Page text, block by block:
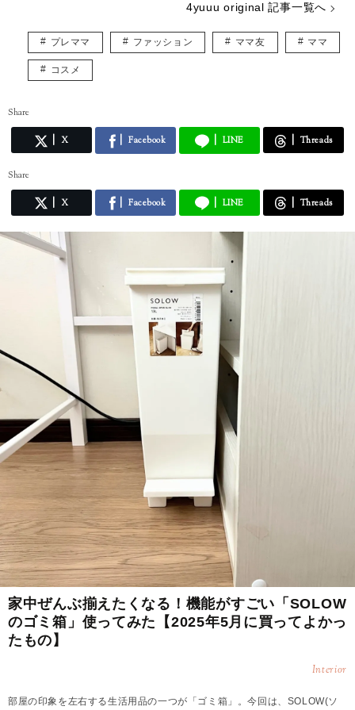
4yuuu original 記事一覧へ
プレママ ファッション ママ友 ママ
コスメ
Share
X Facebook LINE Threads
Share
X Facebook LINE Threads
家中ぜんぶ揃えたくなる！機能がすごい「SOLOW
のゴミ箱」使ってみた【2025年5月に買ってよかっ
たもの】
Interior
部屋の印象を左右する生活用品の一つが「ゴミ箱」。今回は、SOLOW(ソ